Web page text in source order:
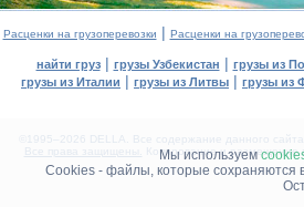
Мы используем
Cookies - файлы, которые сохраняются
Расценки на грузоперевозки | Расценки на
найти груз| грузы Узбекистан | грузы из
грузы из Италии | грузы из Литвы | грузы из
©1995–2026 DELLA. Все содержание данного
Все права защищены.
Копирование и размещение